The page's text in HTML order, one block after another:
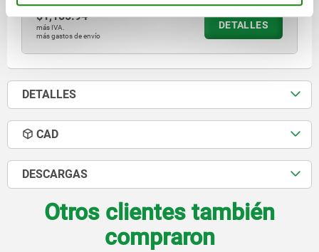
$1,185.94
más IVA.
más gastos de envío
DETALLES
DETALLES
CAD
DESCARGAS
Otros clientes también
compraron